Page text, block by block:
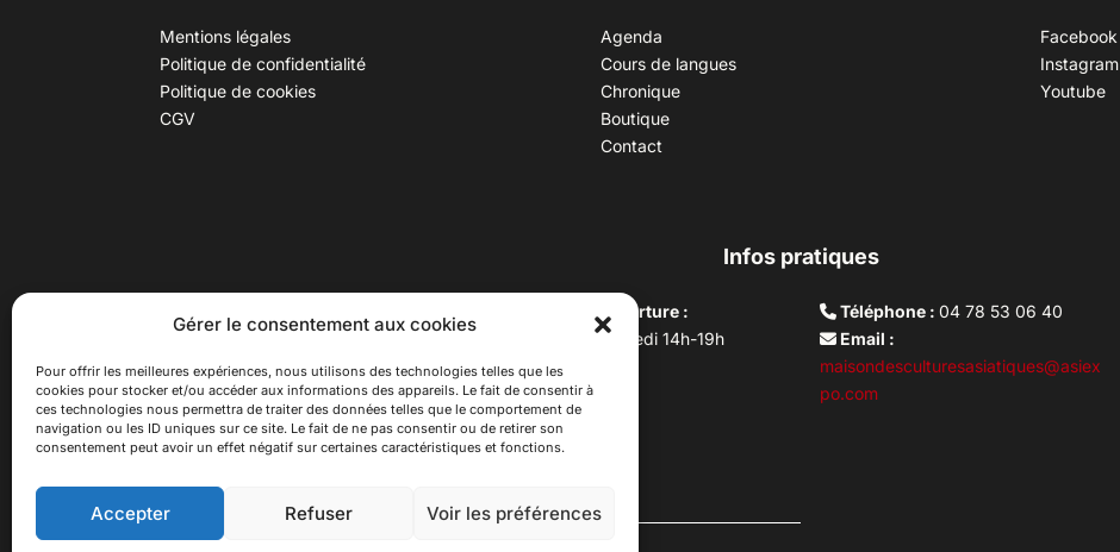
Gérer le consentement aux cookies
Pour offrir les meilleures expériences, nous utilisons des technologies telles que les
cookies pour stocker et/ou accéder aux informations des appareils. Le fait de consentir à
ces technologies nous permettra de traiter des données telles que le comportement de
navigation ou les ID uniques sur ce site. Le fait de ne pas consentir ou de retirer son
consentement peut avoir un effet négatif sur certaines caractéristiques et fonctions.
Accepter Refuser Voir les préférences
Mentions légales
Politique de confidentialité
Politique de cookies
CGV
Agenda
Cours de langues
Chronique
Boutique
Contact
Facebook
Instagram
Youtube
Infos pratiques
(adresse postale : 62 rue St
Maximin, 69003 Lyon)
à 100 mètres du métro D Monplaisir
Lumière, T3 Dauphiné Lacassagne,
bus C16 Dr Rebatel
Horaires d’ouverture :
Du mardi au vendredi 14h-19h
Samedi 10h –17h
Fermeture lundi
Téléphone :04 78 53 06 40
Email :
maisondesculturesasiatiques@asiex
po.com